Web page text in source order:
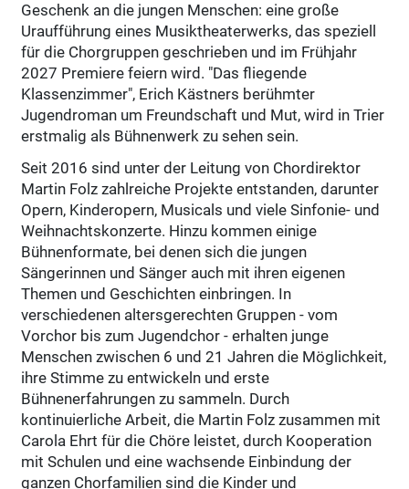
Geschenk an die jungen Menschen: eine große
Uraufführung eines Musiktheaterwerks, das speziell
für die Chorgruppen geschrieben und im Frühjahr
2027 Premiere feiern wird. "Das fliegende
Klassenzimmer", Erich Kästners berühmter
Jugendroman um Freundschaft und Mut, wird in Trier
erstmalig als Bühnenwerk zu sehen sein.
Seit 2016 sind unter der Leitung von Chordirektor
Martin Folz zahlreiche Projekte entstanden, darunter
Opern, Kinderopern, Musicals und viele Sinfonie- und
Weihnachtskonzerte. Hinzu kommen einige
Bühnenformate, bei denen sich die jungen
Sängerinnen und Sänger auch mit ihren eigenen
Themen und Geschichten einbringen. In
verschiedenen altersgerechten Gruppen - vom
Vorchor bis zum Jugendchor - erhalten junge
Menschen zwischen 6 und 21 Jahren die Möglichkeit,
ihre Stimme zu entwickeln und erste
Bühnenerfahrungen zu sammeln. Durch
kontinuierliche Arbeit, die Martin Folz zusammen mit
Carola Ehrt für die Chöre leistet, durch Kooperation
mit Schulen und eine wachsende Einbindung der
ganzen Chorfamilien sind die Kinder und